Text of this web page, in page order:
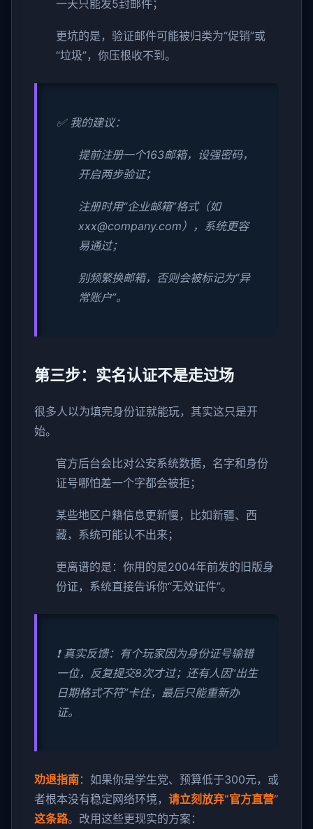
一天只能发5封邮件；
更坑的是，验证邮件可能被归类为“促销”或
“垃圾”，你压根收不到。
✅ 我的建议：
提前注册一个163邮箱，设强密码，
开启两步验证；
注册时用“企业邮箱”格式（如
xxx@company.com ），系统更容
易通过；
别频繁换邮箱，否则会被标记为“异
常账户”。
第三步：实名认证不是走过场
很多人以为填完身份证就能玩，其实这只是开
始。
官方后台会比对公安系统数据，名字和身份
证号哪怕差一个字都会被拒；
某些地区户籍信息更新慢，比如新疆、西
藏，系统可能认不出来；
更离谱的是：你用的是2004年前发的旧版身
份证，系统直接告诉你“无效证件”。
❗ 真实反馈：有个玩家因为身份证号输错
一位，反复提交8次才过；还有人因“出生
日期格式不符”卡住，最后只能重新办
证。
劝退指南：如果你是学生党、预算低于300元，或
者根本没有稳定网络环境， 请立刻放弃“官方直营”
这条路。改用这些更现实的方案：